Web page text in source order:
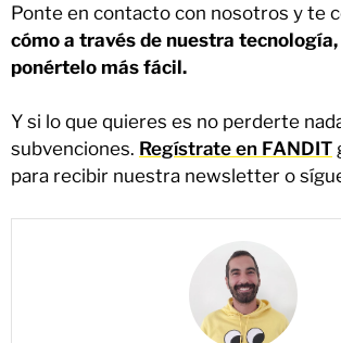
Ponte en contacto con nosotros y te
cómo a través de nuestra
ponértelo más fácil.
Y si lo que quieres es no perderte
subvenciones. Regístrate en FANDIT
para recibir nuestra newsletter o